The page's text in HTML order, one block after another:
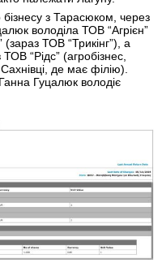
з Тарасюком, через
володіла ТОВ “Агрієн”
ТОВ “Трикінг”), а
“Рідс” (агробізнес,
де має філію).
Гуцалюк володіє